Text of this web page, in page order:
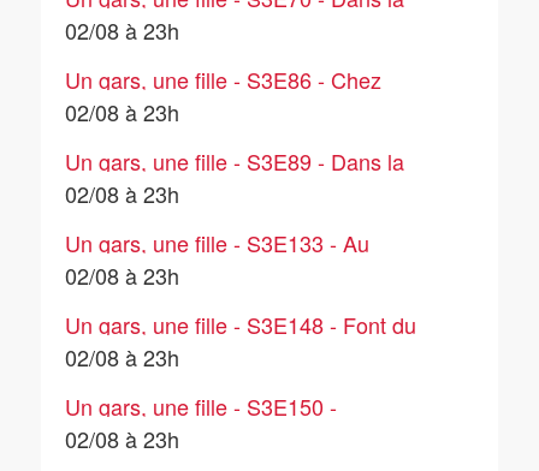
salle de bain (9)
02/08 à 23h
Un gars, une fille - S3E86 - Chez
Isabelle (2)
02/08 à 23h
Un gars, une fille - S3E89 - Dans la
cuisine (7)
02/08 à 23h
Un gars, une fille - S3E133 - Au
restaurant (4)
02/08 à 23h
Un gars, une fille - S3E148 - Font du
jardinage (3)
02/08 à 23h
Un gars, une fille - S3E150 -
Déménagent
02/08 à 23h